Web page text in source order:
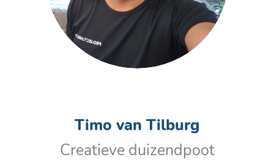
Timo van Tilburg
Creatieve duizendpoot